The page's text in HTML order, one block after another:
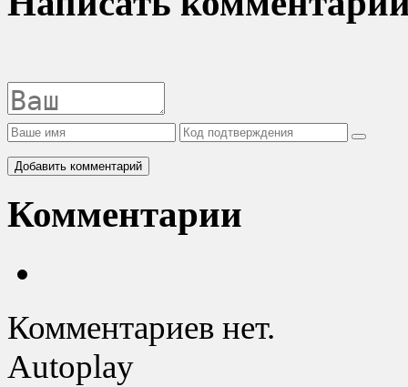
Добавить комментарий
Комментарии
Комментариев нет.
Autoplay